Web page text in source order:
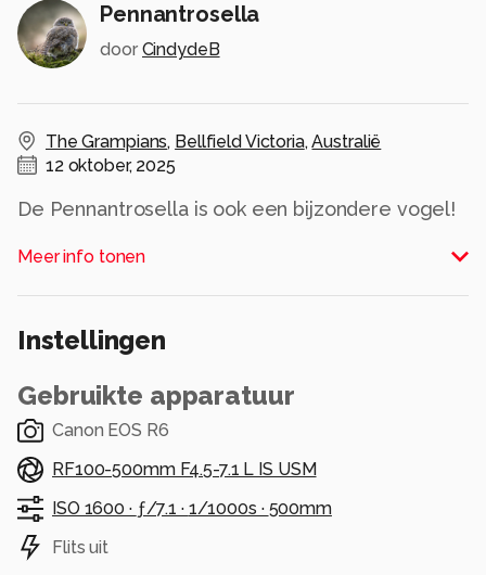
Pennantrosella
door CindydeB
The Grampians, Bellfield Victoria,Australië
12 oktober, 2025
De Pennantrosella is ook een bijzondere vogel!
helemaal groen met hier en daar blauw, rode
veren. Als ze helemaal volgroeid zijn, krijgen ze
Alle rechten voorbehouden
Meer info tonen
Instellingen
Gebruikte apparatuur
Canon EOS R6
RF100-500mm F4.5-7.1 L IS USM
ISO 1600 · ƒ/7.1 · 1/1000s · 500mm
Flits uit